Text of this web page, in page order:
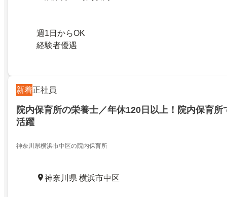
週1日からOK
経験者優遇
新着正社員
院内保育所の栄養士／年休120日以上！院内保育所
活躍
神奈川県横浜市中区の院内保育所
神奈川県 横浜市中区